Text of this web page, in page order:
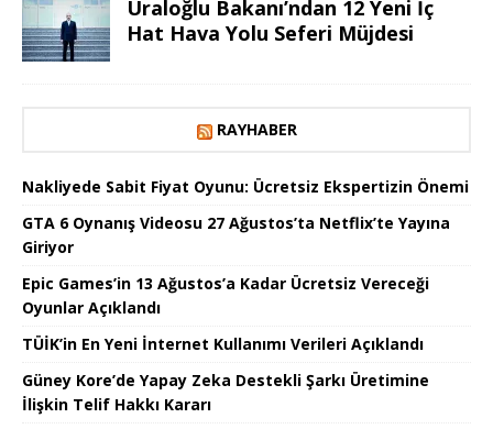
Uraloğlu Bakanı’ndan 12 Yeni İç
Hat Hava Yolu Seferi Müjdesi
RAYHABER
Nakliyede Sabit Fiyat Oyunu: Ücretsiz Ekspertizin Önemi
GTA 6 Oynanış Videosu 27 Ağustos’ta Netflix’te Yayına
Giriyor
Epic Games’in 13 Ağustos’a Kadar Ücretsiz Vereceği
Oyunlar Açıklandı
TÜİK’in En Yeni İnternet Kullanımı Verileri Açıklandı
Güney Kore’de Yapay Zeka Destekli Şarkı Üretimine
İlişkin Telif Hakkı Kararı